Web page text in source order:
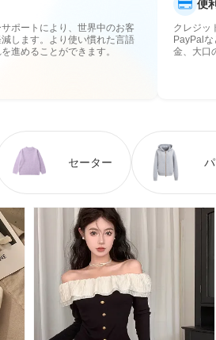
ポートにより、世界中のお客
します。より使い慣れた言語
進めることができます。
便
クレジッ
PayPal
金、大口
セーター